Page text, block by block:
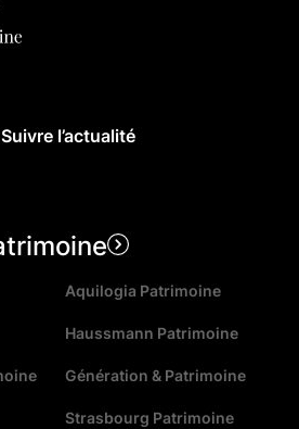
Suivre l’actualité
Aquilogia Patrimoine
Haussmann Patrimoine
Génération & Patrimoine
Strasbourg Patrimoine